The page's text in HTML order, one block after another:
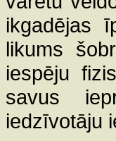
ikgadējas
likums
iespēju
savus
iedzīvotāju